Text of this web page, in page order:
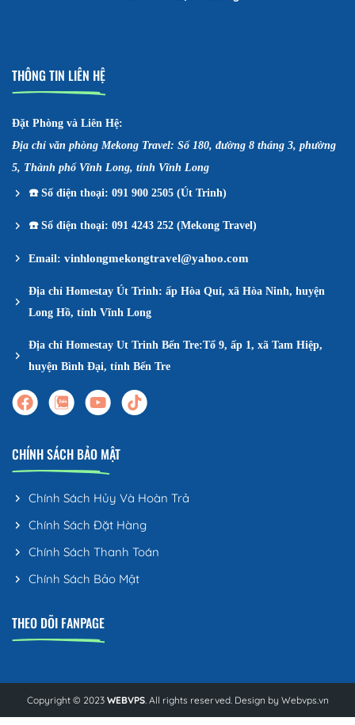
THÔNG TIN LIÊN HỆ
Đặt Phòng và Liên Hệ:
Địa chỉ văn phòng Mekong Travel: Số 180, đường 8 tháng 3, phường
5, Thành phố Vĩnh Long, tỉnh Vĩnh Long
☎️Số điện thoại: 091 900 2505 (Út Trinh)
☎️Số điện thoại: 091 4243 252 (Mekong Travel)
Email: vinhlongmekongtravel@yahoo.com
Địa chỉ Homestay Út Trinh: ấp Hòa Quí, xã Hòa Ninh, huyện
Long Hồ, tỉnh Vĩnh Long
Địa chỉ Homestay Ut Trinh Bến Tre:Tổ 9, ấp 1, xã Tam Hiệp,
huyện Bình Đại, tỉnh Bến Tre
CHÍNH SÁCH BẢO MẬT
Chính Sách Hủy Và Hoàn Trả
Chính Sách Đặt Hàng
Chính Sách Thanh Toán
Chính Sách Bảo Mật
THEO DÕI FANPAGE
Copyright © 2023 WEBVPS. All rights reserved. Design by Webvps.vn